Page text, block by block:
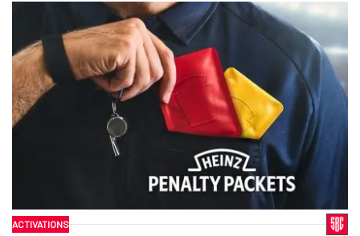
ACTIVATIONS